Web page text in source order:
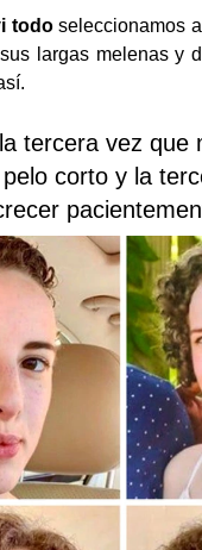
todoseleccionamos
largas melenas y
tercera vez que
corto y la